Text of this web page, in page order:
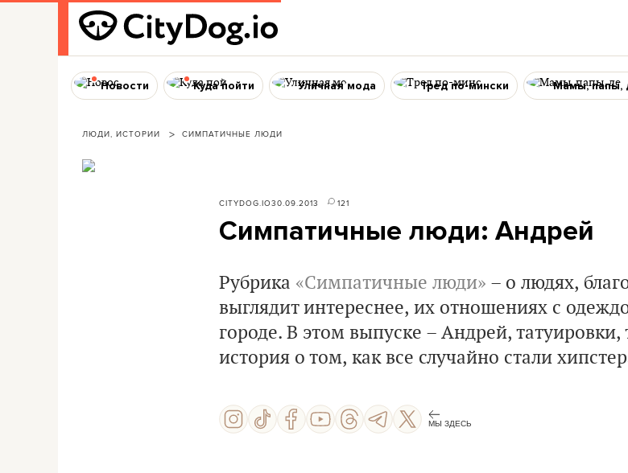
Новости Куда пойти Уличная мода Тред по-мински Мамы, папы,
ЛЮДИ, ИСТОРИИ СИМПАТИЧНЫЕ ЛЮДИ
CITYDOG.IO30.09.2013 121
Симпатичные люди: Андрей
Рубрика «Симпатичные люди» – о людях,
выглядит интереснее, их отношениях с
городе. В этом выпуске – Андрей, татуировки,
история о том, как все случайно стали
МЫ ЗДЕСЬ